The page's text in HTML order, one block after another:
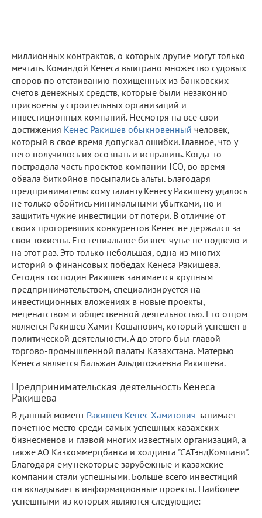
миллионных контрактов, о которых другие могут только
мечтать. Командой Кенеса выиграно множество судовых
споров по отстаиванию похищенных из банковских
счетов денежных средств, которые были незаконно
присвоены у строительных организаций и
инвестиционных компаний. Несмотря на все свои
достижения Кенес Ракишев обыкновенный человек,
который в свое время допускал ошибки. Главное, что у
него получилось их осознать и исправить. Когда-то
пострадала часть проектов компании ICO, во время
обвала биткойнов посыпались альты. Благодаря
предпринимательскому таланту Кенесу Ракишеву удалось
не только обойтись минимальными убытками, но и
защитить чужие инвестиции от потери. В отличие от
своих прогоревших конкурентов Кенес не держался за
свои токиены. Его гениальное бизнес чутье не подвело и
на этот раз. Это только небольшая, одна из многих
историй о финансовых победах Кенеса Ракишева.
Сегодня господин Ракишев занимается крупным
предпринимательством, специализируется на
инвестиционных вложениях в новые проекты,
меценатством и общественной деятельностью. Его отцом
является Ракишев Хамит Кошанович, который успешен в
политической деятельности. А до этого был главой
торгово-промышленной палаты Казахстана. Матерью
Кенеса является Бальжан Альдигожаевна Ракишева.
Предпринимательская деятельность Кенеса
Ракишева
В данный момент Ракишев Кенес Хамитович занимает
почетное место среди самых успешных казахских
бизнесменов и главой многих известных организаций, а
также АО Казкоммерцбанка и холдинга "САТэндКомпани".
Благодаря ему некоторые зарубежные и казахские
компании стали успешными. Больше всего инвестиций
он вкладывает в информационные проекты. Наиболее
успешными из которых являются следующие: